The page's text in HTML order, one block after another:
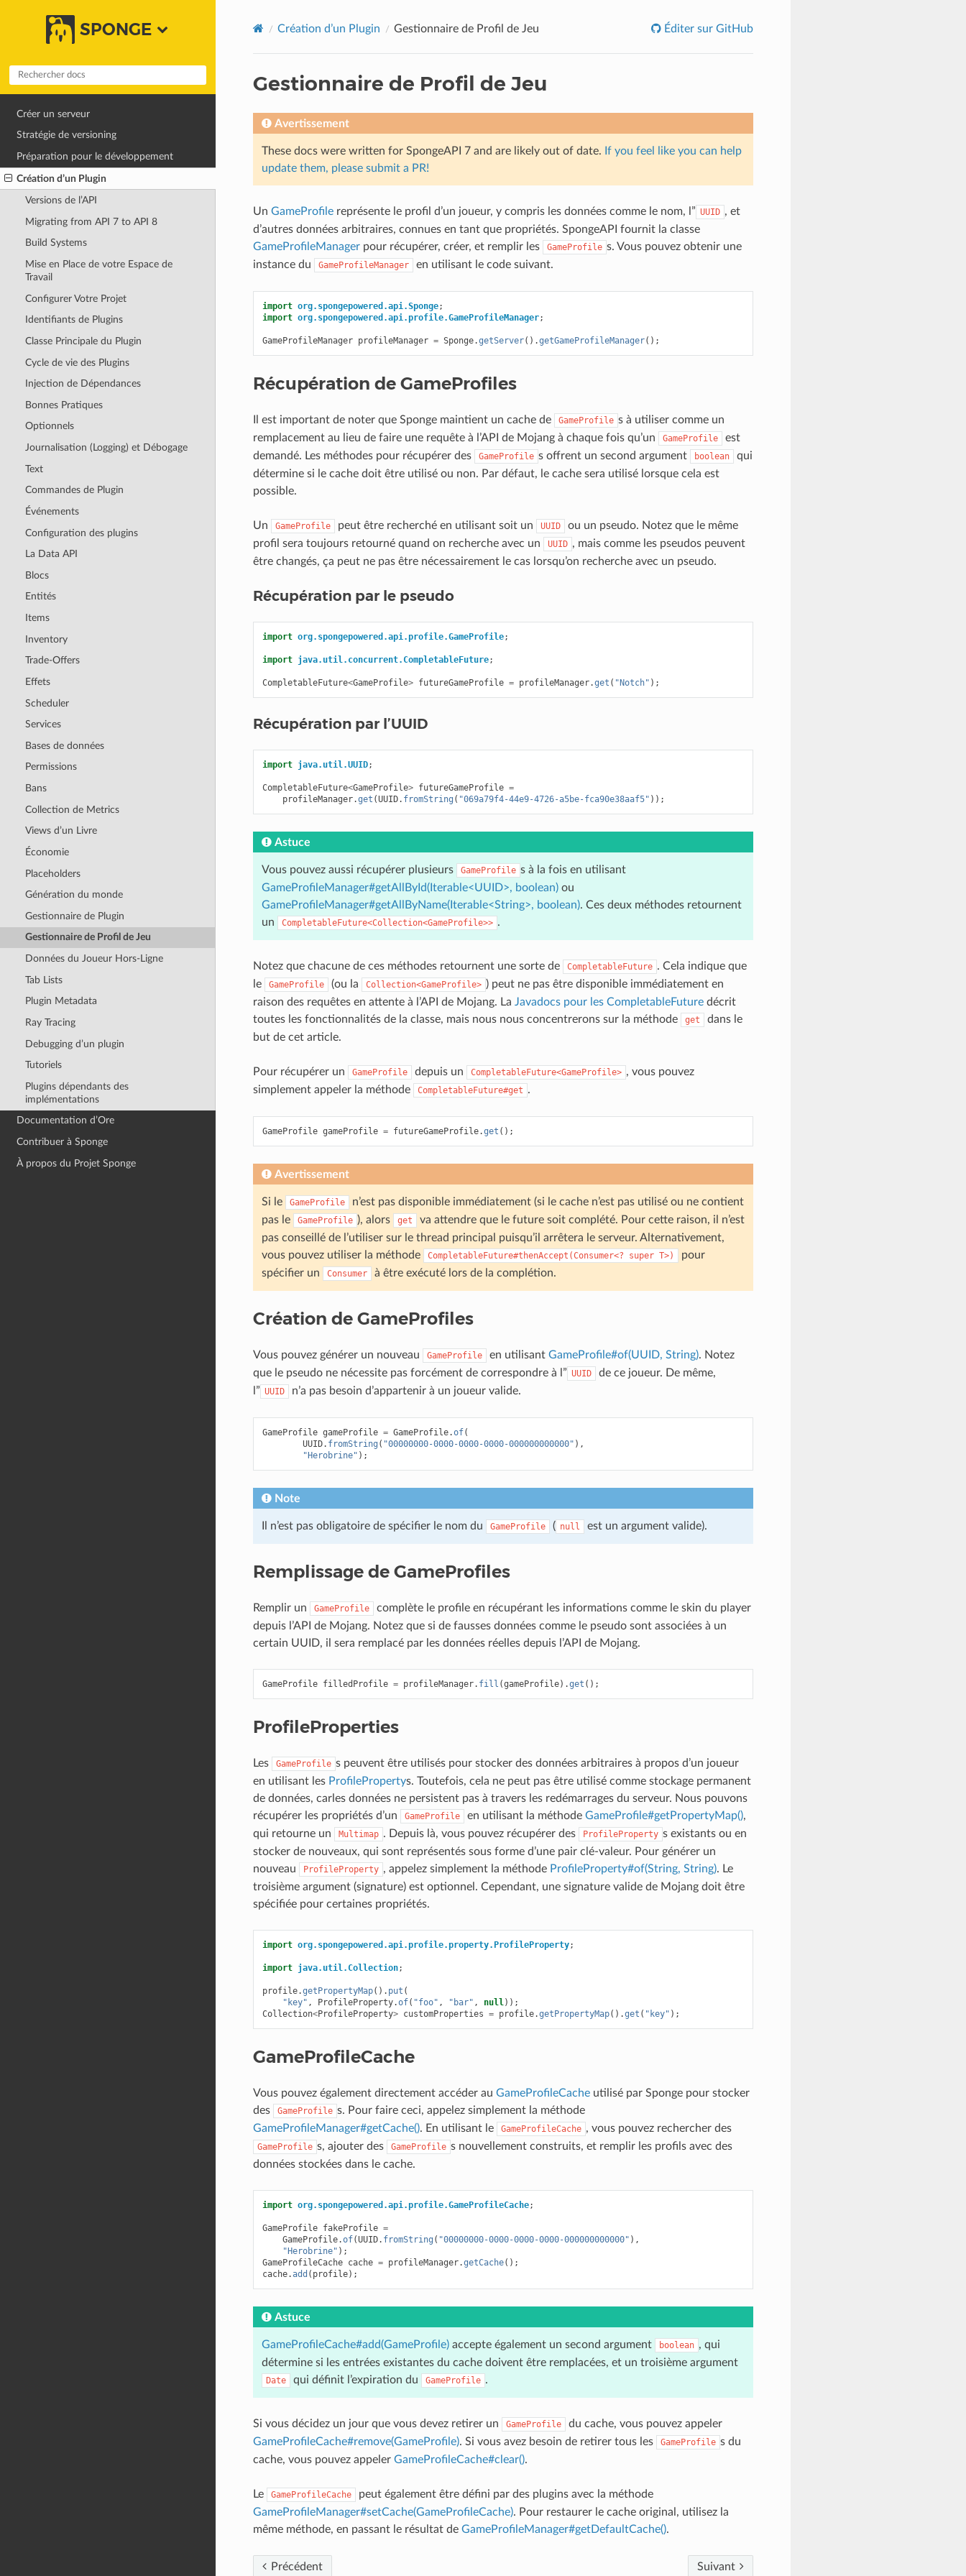
SPONGE
Créer un serveur
Stratégie de versioning
Préparation pour le développement
Création d’un Plugin
Versions de l’API
Migrating from API 7 to API 8
Build Systems
Mise en Place de votre Espace de
Travail
Configurer Votre Projet
Identifiants de Plugins
Classe Principale du Plugin
Cycle de vie des Plugins
Injection de Dépendances
Bonnes Pratiques
Optionnels
Journalisation (Logging) et Débogage
Text
Commandes de Plugin
Événements
Configuration des plugins
La Data API
Blocs
Entités
Items
Inventory
Trade-Offers
Effets
Scheduler
Services
Bases de données
Permissions
Bans
Collection de Metrics
Views d’un Livre
Économie
Placeholders
Génération du monde
Gestionnaire de Plugin
Gestionnaire de Profil de Jeu
Données du Joueur Hors-Ligne
Tab Lists
Plugin Metadata
Ray Tracing
Debugging d’un plugin
Tutoriels
Plugins dépendants des
implémentations
Documentation d’Ore
Contribuer à Sponge
À propos du Projet Sponge
Création d’un Plugin Gestionnaire de Profil de Jeu Éditer sur GitHub
Gestionnaire de Profil de Jeu
Avertissement
These docs were written for SpongeAPI 7 and are likely out of date. If you feel like you can help
update them, please submit a PR!
Un GameProfilereprésente le profil d’un joueur, y compris les données comme le nom, l” UUID , et
d’autres données arbitraires, connues en tant que propriétés. SpongeAPI fournit la classe
GameProfileManagerpour récupérer, créer, et remplir les GameProfile s. Vous pouvez obtenir une
instance du
GameProfileManager en utilisant le code suivant.
import org.spongepowered.api.Sponge;
import org.spongepowered.api.profile.GameProfileManager;
GameProfileManager profileManager = Sponge.getServer().getGameProfileManager();
Récupération de GameProfiles
Il est important de noter que Sponge maintient un cache de GameProfile s à utiliser comme un
remplacement au lieu de faire une requête à l’API de Mojang à chaque fois qu’un
GameProfile
est
demandé. Les méthodes pour récupérer des
GameProfile s offrent un second argument boolean
qui
détermine si le cache doit être utilisé ou non. Par défaut, le cache sera utilisé lorsque cela est
possible.
Un GameProfile peut être recherché en utilisant soit un UUID
ou un pseudo. Notez que le même
profil sera toujours retourné quand on recherche avec un
UUID , mais comme les pseudos peuvent
être changés, ça peut ne pas être nécessairement le cas lorsqu’on recherche avec un pseudo.
Récupération par le pseudo
import org.spongepowered.api.profile.GameProfile;
import java.util.concurrent.CompletableFuture;
CompletableFuture<GameProfile> futureGameProfile = profileManager.get ( "Notch" );
Récupération par l’UUID
import java.util.UUID;
CompletableFuture<GameProfile> futureGameProfile =
profileManager.get (UUID. fromString ( "069a79f4-44e9-4726-a5be-fca90e38aaf5" ));
Astuce
Vous pouvez aussi récupérer plusieurs GameProfile s à la fois en utilisant
GameProfileManager#getAllById(Iterable<UUID>, boolean)ou
GameProfileManager#getAllByName(Iterable<String>, boolean). Ces deux méthodes retournent
un
CompletableFuture<Collection<GameProfile>> .
Notez que chacune de ces méthodes retournent une sorte de CompletableFuture . Cela indique que
le
GameProfile (ou la Collection<GameProfile> ) peut ne pas être disponible immédiatement en
raison des requêtes en attente à l’API de Mojang. La Javadocs pour les CompletableFuturedécrit
toutes les fonctionnalités de la classe, mais nous nous concentrerons sur la méthode
get
dans le
but de cet article.
Pour récupérer un GameProfile depuis un CompletableFuture<GameProfile> , vous pouvez
simplement appeler la méthode
CompletableFuture#get .
GameProfile gameProfile = futureGameProfile.get ();
Avertissement
Si le GameProfile
n’est pas disponible immédiatement (si le cache n’est pas utilisé ou ne contient
pas le
GameProfile ), alors get
va attendre que le future soit complété. Pour cette raison, il n’est
pas conseillé de l’utiliser sur le thread principal puisqu’il arrêtera le serveur. Alternativement,
vous pouvez utiliser la méthode
CompletableFuture#thenAccept(Consumer<? super T>)
pour
spécifier un
Consumer à être exécuté lors de la complétion.
Création de GameProfiles
Vous pouvez générer un nouveau GameProfile en utilisant GameProfile#of(UUID, String). Notez
que le pseudo ne nécessite pas forcément de correspondre à l” UUID
de ce joueur. De même,
l” UUID n’a pas besoin d’appartenir à un joueur valide.
GameProfile gameProfile = GameProfile.of(
UUID. fromString ( "00000000-0000-0000-0000-000000000000" ),
"Herobrine" );
Note
Il n’est pas obligatoire de spécifier le nom du GameProfile ( null est un argument valide).
Remplissage de GameProfiles
Remplir un GameProfile
complète le profile en récupérant les informations comme le skin du player
depuis l’API de Mojang. Notez que si de fausses données comme le pseudo sont associées à un
certain UUID, il sera remplacé par les données réelles depuis l’API de Mojang.
GameProfile filledProfile = profileManager. fill (gameProfile).get ();
ProfileProperties
Les GameProfile s peuvent être utilisés pour stocker des données arbitraires à propos d’un joueur
en utilisant les ProfilePropertys. Toutefois, cela ne peut pas être utilisé comme stockage permanent
de données, carles données ne persistent pas à travers les redémarrages du serveur. Nous pouvons
récupérer les propriétés d’un
GameProfile en utilisant la méthode GameProfile#getPropertyMap(),
qui retourne un
Multimap . Depuis là, vous pouvez récupérer des ProfileProperty s existants ou en
stocker de nouveaux, qui sont représentés sous forme d’une pair clé-valeur. Pour générer un
nouveau
ProfileProperty , appelez simplement la méthode ProfileProperty#of(String, String). Le
troisième argument (signature) est optionnel. Cependant, une signature valide de Mojang doit être
spécifiée pour certaines propriétés.
import org.spongepowered.api.profile.property.ProfileProperty;
import java.util.Collection;
profile.getPropertyMap(). put (
"key" , ProfileProperty.of( "foo" , "bar" , null));
Collection<ProfileProperty> customProperties = profile.getPropertyMap().get ( "key" );
GameProfileCache
Vous pouvez également directement accéder au GameProfileCacheutilisé par Sponge pour stocker
des
GameProfile s. Pour faire ceci, appelez simplement la méthode
GameProfileManager#getCache(). En utilisant le GameProfileCache , vous pouvez rechercher des
GameProfile s, ajouter des GameProfile s nouvellement construits, et remplir les profils avec des
données stockées dans le cache.
import org.spongepowered.api.profile.GameProfileCache;
GameProfile fakeProfile =
GameProfile.of(UUID. fromString ( "00000000-0000-0000-0000-000000000000" ),
"Herobrine" );
GameProfileCache cache = profileManager.getCache();
cache.add ( profile);
Astuce
GameProfileCache#add(GameProfile)accepte également un second argument boolean , qui
détermine si les entrées existantes du cache doivent être remplacées, et un troisième argument
Date qui définit l’expiration du GameProfile .
Si vous décidez un jour que vous devez retirer un GameProfile
du cache, vous pouvez appeler
GameProfileCache#remove(GameProfile). Si vous avez besoin de retirer tous les GameProfile s du
cache, vous pouvez appeler GameProfileCache#clear().
Le GameProfileCache
peut également être défini par des plugins avec la méthode
GameProfileManager#setCache(GameProfileCache). Pour restaurer le cache original, utilisez la
même méthode, en passant le résultat de GameProfileManager#getDefaultCache().
Suivant
Précédent